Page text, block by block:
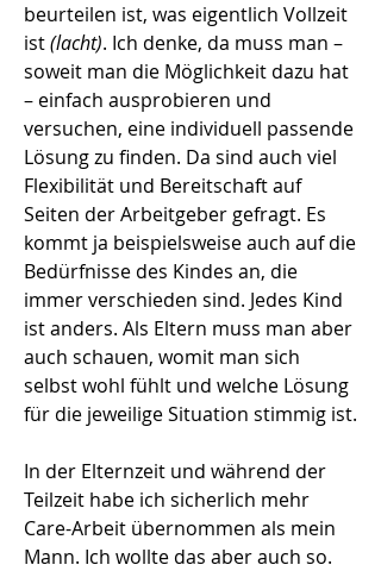
beurteilen ist, was eigentlich Vollzeit
ist(lacht). Ich denke, da muss man –
soweit man die Möglichkeit dazu hat
– einfach ausprobieren und
versuchen, eine individuell passende
Lösung zu finden. Da sind auch viel
Flexibilität und Bereitschaft auf
Seiten der Arbeitgeber gefragt. Es
kommt ja beispielsweise auch auf die
Bedürfnisse des Kindes an, die
immer verschieden sind. Jedes Kind
ist anders. Als Eltern muss man aber
auch schauen, womit man sich
selbst wohl fühlt und welche Lösung
für die jeweilige Situation stimmig ist.
In der Elternzeit und während der
Teilzeit habe ich sicherlich mehr
Care-Arbeit übernommen als mein
Mann. Ich wollte das aber auch so.